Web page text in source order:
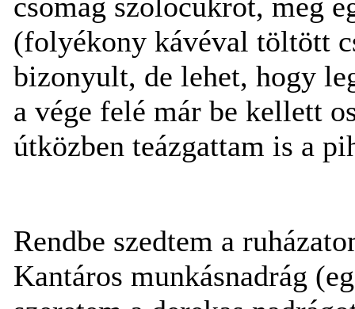
(folyékony kávéval töltött
bizonyult, de lehet, hogy
a vége felé már be kellett
útközben teázgattam is a
Rendbe szedtem a
Kantáros munkásnadrág